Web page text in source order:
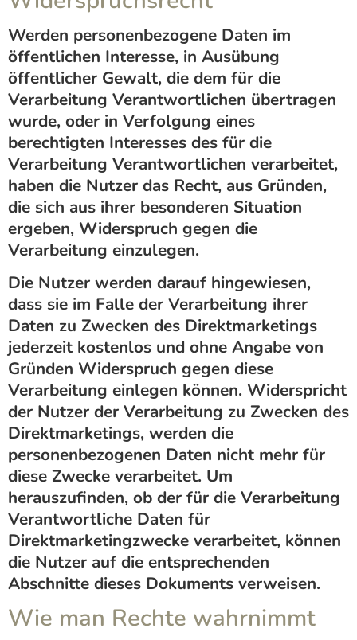
Werden personenbezogene Daten im
öffentlichen Interesse, in Ausübung
öffentlicher Gewalt, die dem für die
Verarbeitung Verantwortlichen übertragen
wurde, oder in Verfolgung eines
berechtigten Interesses des für die
Verarbeitung Verantwortlichen verarbeitet,
haben die Nutzer das Recht, aus Gründen,
die sich aus ihrer besonderen Situation
ergeben, Widerspruch gegen die
Verarbeitung einzulegen.
Die Nutzer werden darauf hingewiesen,
dass sie im Falle der Verarbeitung ihrer
Daten zu Zwecken des Direktmarketings
jederzeit kostenlos und ohne Angabe von
Gründen Widerspruch gegen diese
Verarbeitung einlegen können. Widerspricht
der Nutzer der Verarbeitung zu Zwecken des
Direktmarketings, werden die
personenbezogenen Daten nicht mehr für
diese Zwecke verarbeitet. Um
herauszufinden, ob der für die Verarbeitung
Verantwortliche Daten für
Direktmarketingzwecke verarbeitet, können
die Nutzer auf die entsprechenden
Abschnitte dieses Dokuments verweisen.
Wie man Rechte wahrnimmt